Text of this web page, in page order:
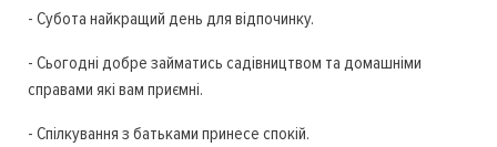
- Субота найкращий день для відпочинку.
- Сьогодні добре займатись садівництвом та домашніми
справами які вам приємні.
- Спілкування з батьками принесе спокій.